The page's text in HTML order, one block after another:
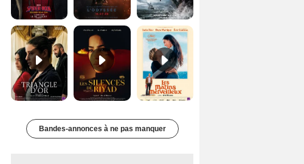
Les Silences de Riyad Bande-annonce VO STFR Les Matins merveilleux Bande-annonce VF
Bandes-annonces à ne pas manquer